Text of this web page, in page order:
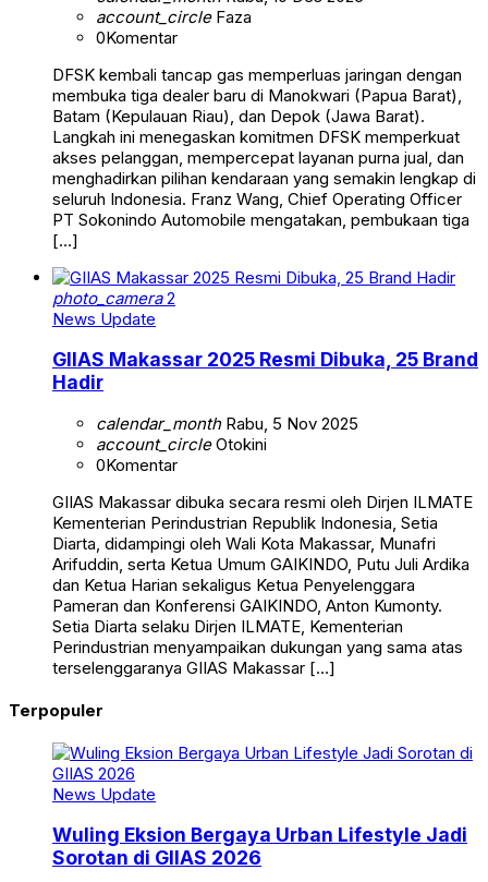
account_circleFaza
0Komentar
DFSK kembali tancap gas memperluas jaringan dengan
membuka tiga dealer baru di Manokwari (Papua Barat),
Batam (Kepulauan Riau), dan Depok (Jawa Barat).
Langkah ini menegaskan komitmen DFSK memperkuat
akses pelanggan, mempercepat layanan purna jual, dan
menghadirkan pilihan kendaraan yang semakin lengkap di
seluruh Indonesia. Franz Wang, Chief Operating Officer
PT Sokonindo Automobile mengatakan, pembukaan tiga
[…]
photo_camera2
News Update
GIIAS Makassar 2025 Resmi Dibuka, 25 Brand
Hadir
calendar_monthRabu, 5 Nov 2025
account_circleOtokini
0Komentar
GIIAS Makassar dibuka secara resmi oleh Dirjen ILMATE
Kementerian Perindustrian Republik Indonesia, Setia
Diarta, didampingi oleh Wali Kota Makassar, Munafri
Arifuddin, serta Ketua Umum GAIKINDO, Putu Juli Ardika
dan Ketua Harian sekaligus Ketua Penyelenggara
Pameran dan Konferensi GAIKINDO, Anton Kumonty.
Setia Diarta selaku Dirjen ILMATE, Kementerian
Perindustrian menyampaikan dukungan yang sama atas
terselenggaranya GIIAS Makassar […]
Terpopuler
News Update
Wuling Eksion Bergaya Urban Lifestyle Jadi
Sorotan di GIIAS 2026